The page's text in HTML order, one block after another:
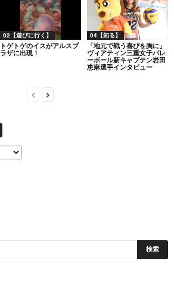
02【遊びに行く】
トゲトゲのイスがアルスプ
ラザに出現！
04【知る】
「地元で戦う喜びを胸に」
ヴィアティン三重女子バレ
ーボール新キャプテン岩田
恵麻選手インタビュー